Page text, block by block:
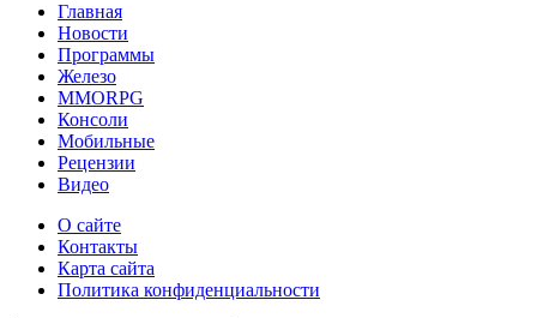
Главная
Новости
Программы
Железо
MMORPG
Консоли
Мобильные
Рецензии
Видео
О сайте
Контакты
Карта сайта
Политика конфиденциальности